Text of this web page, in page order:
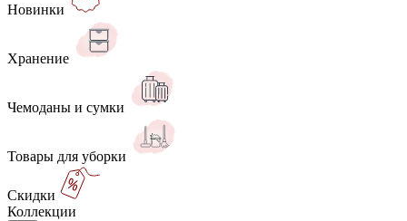
Новинки
Хранение
Чемоданы и сумки
Товары для уборки
Скидки
Коллекции